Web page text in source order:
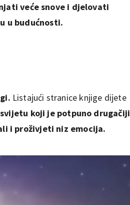
veće snove i djelovati
u budućnosti.
Listajući stranice knjige dijete
koji je potpuno drugačiji
i proživjeti niz emocija.